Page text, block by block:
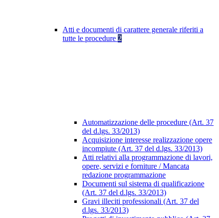
Atti e documenti di carattere generale riferiti a
tutte le procedure 2
Automatizzazione delle procedure (Art. 37
del d.lgs. 33/2013)
Acquisizione interesse realizzazione opere
incompiute (Art. 37 del d.lgs. 33/2013)
Atti relativi alla programmazione di lavori,
opere, servizi e forniture / Mancata
redazione programmazione
Documenti sul sistema di qualificazione
(Art. 37 del d.lgs. 33/2013)
Gravi illeciti professionali (Art. 37 del
d.lgs. 33/2013)